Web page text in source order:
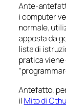
Ante-
i computer
normale,
apposta da
lista di
pratica viene
Antefatto,
il Mito di